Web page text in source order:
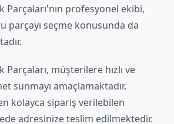
Parçaları'nın profesyonel ekibi,
parçayı seçme konusunda da
Parçaları, müşterilere hızlı ve
sunmayı amaçlamaktadır.
kolayca sipariş verilebilen
adresinize teslim edilmektedir.